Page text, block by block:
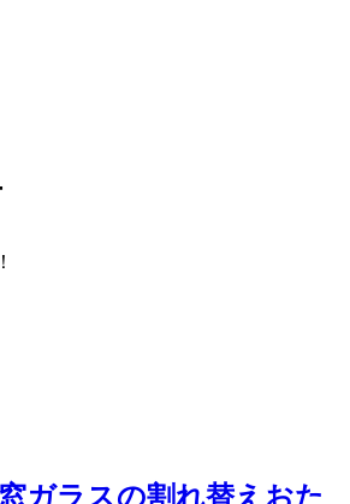
ガラスの割れ替えおた